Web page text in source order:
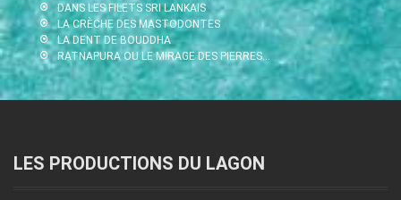
DANS LES FILETS SRI LANKAIS
LA CRÈCHE DES MASTODONTES
LA DENT DE BOUDDHA
RATNAPURA OU LE MIRAGE DES PIERRES…
LES PRODUCTIONS DU LAGON